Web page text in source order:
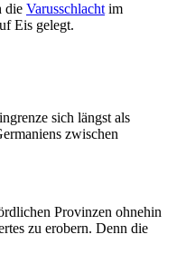
die Varusschlacht im
Eis gelegt.
sich längst als
zwischen
Provinzen ohnehin
zu erobern. Denn die